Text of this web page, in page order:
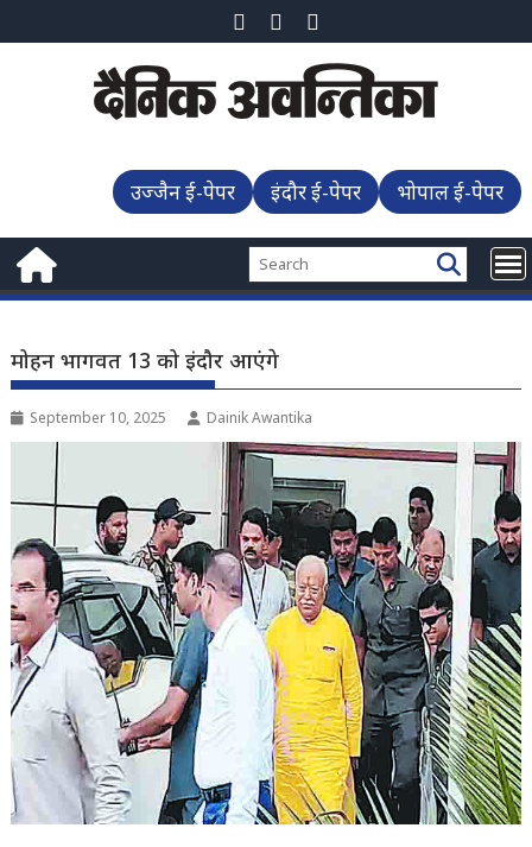
to
उज्जैन ई-पेपर इंदौर ई-पेपर भोपाल ई-पेपर
मोहन भागवत 13 को इंदौर आएंगे
September 10, 2025 Dainik Awantika